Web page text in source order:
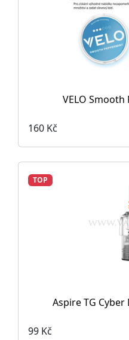
VELO
160 Kč
TOP
Aspire TG
99 Kč